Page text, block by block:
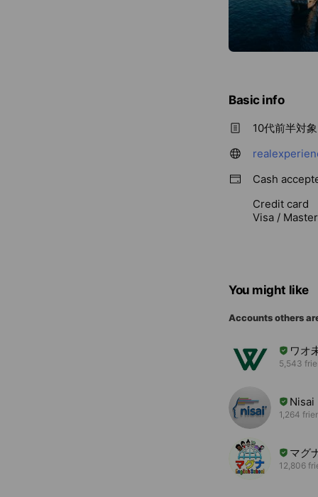
Basic info
10代前半対
Cash
Credit card
Visa /
You might like
Accounts others
ワオ
5,543
1,264
マグ
12,806